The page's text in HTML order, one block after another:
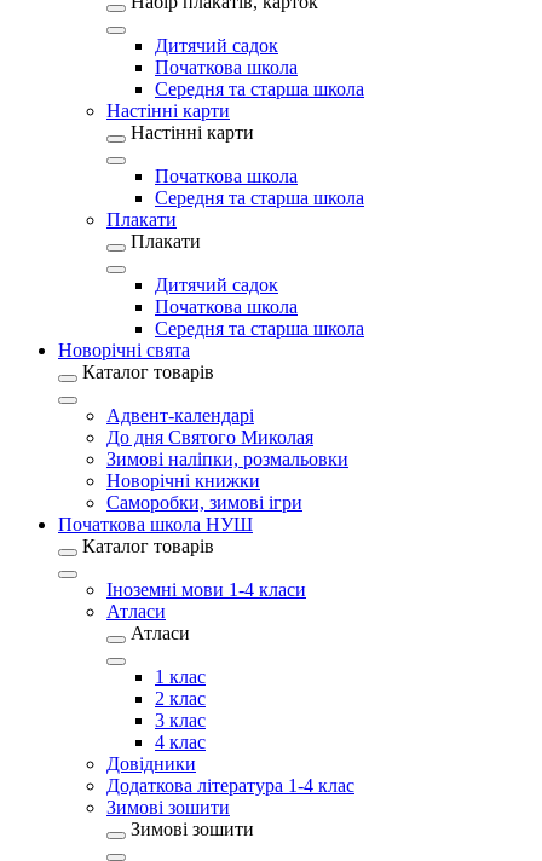
Дитячий садок
Початкова школа
Середня та старша школа
Настінні карти
Настінні карти
Початкова школа
Середня та старша школа
Плакати
Плакати
Дитячий садок
Початкова школа
Середня та старша школа
Новорічні свята
Каталог товарів
Адвент-календарі
До дня Святого Миколая
Зимові наліпки, розмальовки
Новорічні книжки
Саморобки, зимові ігри
Початкова школа НУШ
Каталог товарів
Іноземні мови 1-4 класи
Атласи
Атласи
1 клас
2 клас
3 клас
4 клас
Довідники
Додаткова література 1-4 клас
Зимові зошити
Зимові зошити